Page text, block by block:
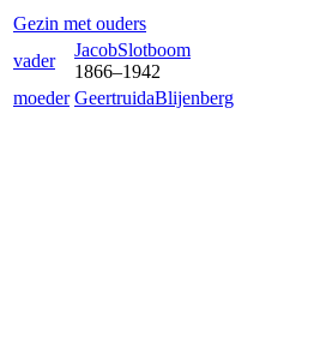
Gezin met ouders
vader
JacobSlotboom
1866–1942
moeder GeertruidaBlijenberg